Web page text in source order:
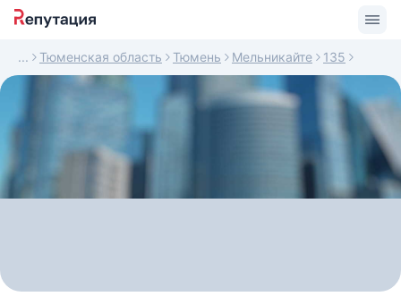
Тюменская область Тюмень Мельникайте 135